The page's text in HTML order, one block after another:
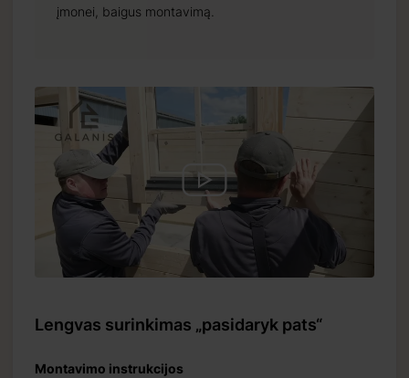
įmonei, baigus montavimą.
Lengvas surinkimas „pasidaryk pats“
Montavimo instrukcijos